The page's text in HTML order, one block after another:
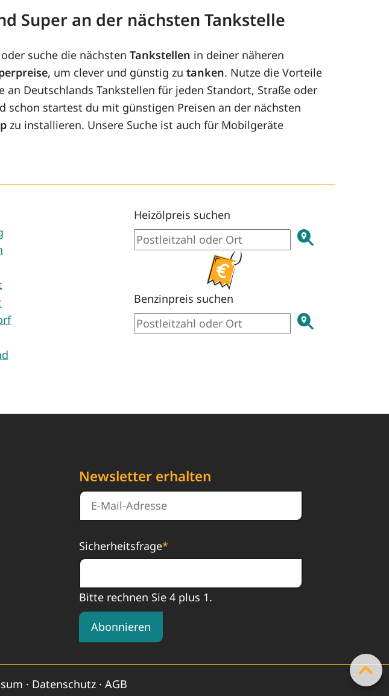
Super an der nächsten Tankstelle
suche die nächstenTankstellen in deiner näheren
, um clever und günstig zutanken. Nutze die Vorteile
Deutschlands Tankstellen für jeden Standort, Straße oder
schon startest du mit günstigen Preisen an der nächsten
zu installieren. Unsere Suche ist auch für Mobilgeräte
Heizölpreis suchen
Benzinpreis suchen
Newsletter erhalten
Sicherheitsfrage*
Bitte rechnen Sie 4 plus 1.
Abonnieren
· Datenschutz· AGB